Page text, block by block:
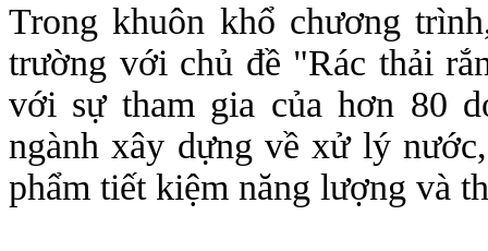
Trong khuôn khổ chương
trường với chủ đề "Rác thải
với sự tham gia của hơn 80
ngành xây dựng về xử lý
phẩm tiết kiệm năng lượng và